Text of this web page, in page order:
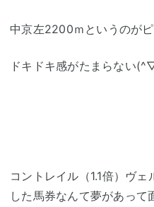
中京左2200ｍというのが
ドキドキ感がたまらない
コントレイル（1.1倍）ヴ
した馬券なんて夢があって